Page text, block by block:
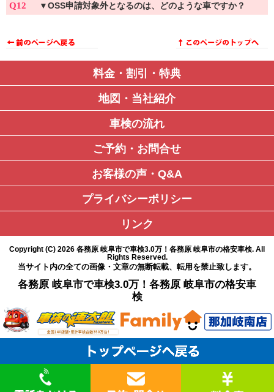
Q12 ▼OSS申請対象外となるのは、どのような車ですか？
料金・割引・特典
地図・当社紹介
車検の流れ
ご予約・お問合せ
お客様の声・Q&A
プライバシーポリシー
リンク
Copyright (C) 2026 各務原 岐阜市で車検3.0万！各務原 岐阜市の格安車検. All
Rights Reserved.
当サイト内の全ての画像・文章の無断転載、転用を禁止致します。
各務原 岐阜市で車検3.0万！各務原 岐阜市の格安車
検